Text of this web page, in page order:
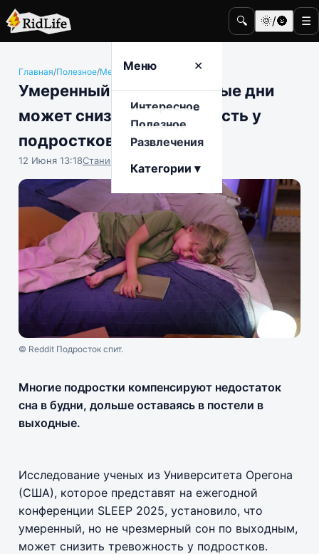
🔍 🌞/🌚 ☰
Меню ✕
Интересное
Полезное
Развлечения
Категории ▾
Главная/Полезное/Медицина и здоровье
Умеренный сон в выходные дни
может снизить тревожность у
подростков
12 Июня 13:18Станислав Тимонов
© Reddit Подросток спит.
Многие подростки компенсируют недостаток
сна в будни, дольше оставаясь в постели в
выходные.
Исследование ученых из Университета Орегона
(США), которое представят на ежегодной
конференции SLEEP 2025, установило, что
умеренный, но не чрезмерный сон по выходным,
может снизить тревожность у подростков.